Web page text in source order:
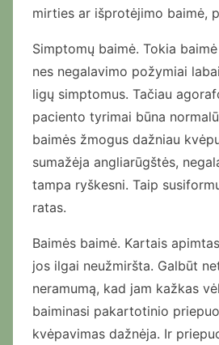
mirties ar išprotėjimo baimė,
Simptomų baimė. Tokia
nes negalavimo požymiai
ligų simptomus. Tačiau
paciento tyrimai būna
baimės žmogus dažniau
sumažėja angliarūgštės,
tampa ryškesni. Taip
ratas.
Baimės baimė. Kartais
jos ilgai neužmiršta. Galbūt
neramumą, kad jam kažkas
baiminasi pakartotinio
kvėpavimas dažnėja. Ir